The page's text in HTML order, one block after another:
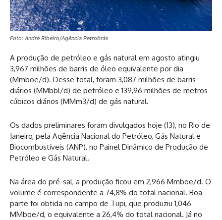
Foto: André Ribeiro/Agência Petrobrás
A produção de petróleo e gás natural em agosto atingiu
3,967 milhões de barris de óleo equivalente por dia
(Mmboe/d). Desse total, foram 3,087 milhões de barris
diários (MMbbl/d) de petróleo e 139,96 milhões de metros
cúbicos diários (MMm3/d) de gás natural.
Os dados preliminares foram divulgados hoje (13), no Rio de
Janeiro, pela Agência Nacional do Petróleo, Gás Natural e
Biocombustíveis (ANP), no Painel Dinâmico de Produção de
Petróleo e Gás Natural.
Na área do pré-sal, a produção ficou em 2,966 Mmboe/d. O
volume é correspondente a 74,8% do total nacional. Boa
parte foi obtida no campo de Tupi, que produziu 1,046
MMboe/d, o equivalente a 26,4% do total nacional. Já no